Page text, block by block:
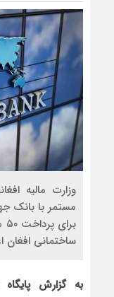
وزارت مالیه
مستمر با بانک
ساختمانی افغان
به گزارش